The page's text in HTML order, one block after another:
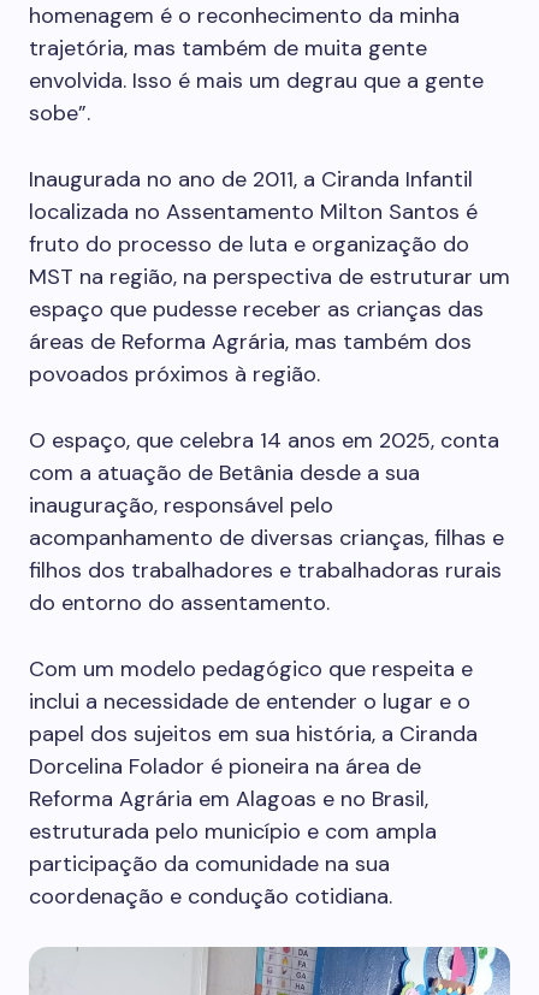
homenagem é o reconhecimento da minha
trajetória, mas também de muita gente
envolvida. Isso é mais um degrau que a gente
sobe”.
Inaugurada no ano de 2011, a Ciranda Infantil
localizada no Assentamento Milton Santos é
fruto do processo de luta e organização do
MST na região, na perspectiva de estruturar um
espaço que pudesse receber as crianças das
áreas de Reforma Agrária, mas também dos
povoados próximos à região.
O espaço, que celebra 14 anos em 2025, conta
com a atuação de Betânia desde a sua
inauguração, responsável pelo
acompanhamento de diversas crianças, filhas e
filhos dos trabalhadores e trabalhadoras rurais
do entorno do assentamento.
Com um modelo pedagógico que respeita e
inclui a necessidade de entender o lugar e o
papel dos sujeitos em sua história, a Ciranda
Dorcelina Folador é pioneira na área de
Reforma Agrária em Alagoas e no Brasil,
estruturada pelo município e com ampla
participação da comunidade na sua
coordenação e condução cotidiana.